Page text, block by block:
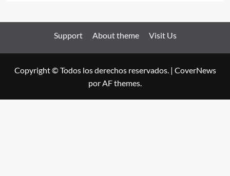
Support About theme Visit Us
Copyright © Todos los derechos reservados. | CoverNews
por AF themes.